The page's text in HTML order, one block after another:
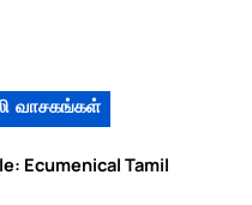
வாசகங்கள்
Ecumenical Tamil